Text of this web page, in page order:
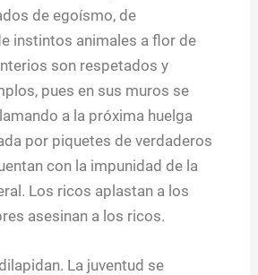
de egoísmo, de
instintos animales a flor de
son respetados y
pues en sus muros se
a la próxima huelga
por piquetes de verdaderos
con la impunidad de la
Los ricos aplastan a los
asesinan a los ricos.
La juventud se